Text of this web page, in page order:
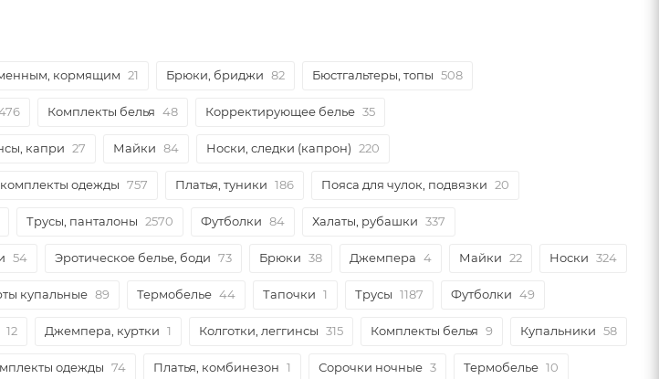
кормящим 21 Брюки, бриджи 82 Бюстгальтеры, топы 508
Комплекты белья 48 Корректирующее белье 35
капри 27 Майки 84 Носки, следки (капрон) 220
одежды 757 Платья, туники 186 Пояса для чулок, подвязки 20
Трусы, панталоны 2570 Футболки 84 Халаты, рубашки 337
54 Эротическое белье, боди 73 Брюки 38 Джемпера 4 Майки 22 Носки 324
купальные 89 Термобелье 44 Тапочки 1 Трусы 1187 Футболки 49
12 Джемпера, куртки 1 Колготки, леггинсы 315 Комплекты белья 9 Купальники 58
одежды 74 Платья, комбинезон 1 Сорочки ночные 3 Термобелье 10